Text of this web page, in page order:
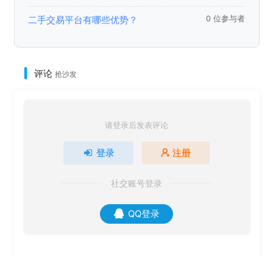
二手交易平台有哪些优势？ 0 位参与者
评论 抢沙发
请登录后发表评论
登录 注册
社交账号登录
QQ登录